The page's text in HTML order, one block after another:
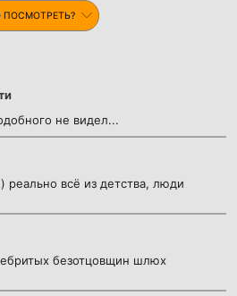
ПОСМОТРЕТЬ?
не видел...
) реально всё из детства, люди
безотцовщин шлюх